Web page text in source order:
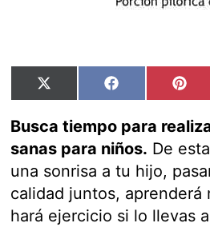
Compartir
en
X
(Twitter)
Compartir
en
Facebook
en
Busca tiempo para
sanas para niños. De
una sonrisa a tu hijo,
calidad juntos, aprenderá
hará ejercicio si lo llevas